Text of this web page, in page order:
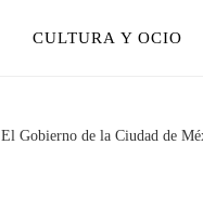
CULTURA Y OCIO
El Gobierno de la Ciudad de